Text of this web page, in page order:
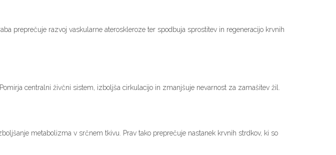
preprečuje razvoj vaskularne ateroskleroze ter spodbuja sprostitev in regeneracijo krvnih
. Pomirja centralni živčni sistem, izboljša cirkulacijo in zmanjšuje nevarnost za zamašitev žil.
metabolizma v srčnem tkivu. Prav tako preprečuje nastanek krvnih strdkov, ki so